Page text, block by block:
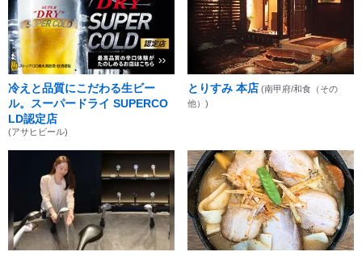
冷えと品質にこだわる生ビー
ル。スーパードライ SUPERCO
LD認定店
(アサヒビール)
とりすみ 本店 (南甲府/和食（その
他）)